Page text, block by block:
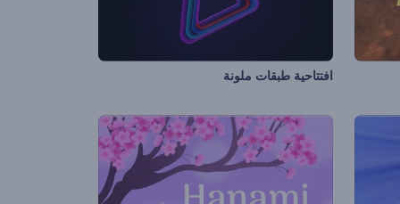
افتتاحية طبقات ملونة